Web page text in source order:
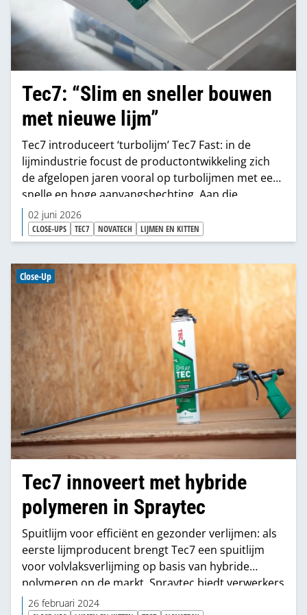
Tec7: “Slim en sneller bouwen
met nieuwe lijm”
Tec7 introduceert ‘turbolijm’ Tec7 Fast: in de
lijmindustrie focust de productontwikkeling zich
de afgelopen jaren vooral op turbolijmen met een
snelle en hoge aanvangshechting. Aan die
categorie voegt Tec7 een nieuwe lijm toe. “Tec7
Fast onderscheidt zich door de snelheid waarmee
een functionele sterkte wordt bereikt. Die zorgt
ervoor dat een bouw of renovatie sneller
uitgevoerd kan worden”, zegt Klaas Jochems van
Tec7.
02 juni 2026
CLOSE-UPS TEC7 NOVATECH LIJMEN EN KITTEN
Close-Up
Tec7 innoveert met hybride
polymeren in Spraytec
Spuitlijm voor efficiënt en gezonder verlijmen: als
eerste lijmproducent brengt Tec7 een spuitlijm
voor volvlaksverlijming op basis van hybride
polymeren op de markt. Spraytec biedt verwerkers
volgens de producent zowel efficiencyvoordelen
26 februari 2024